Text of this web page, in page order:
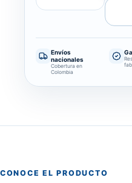
Envíos
nacionales
Cobertura en
Colombia
CONOCE EL PRODUCTO